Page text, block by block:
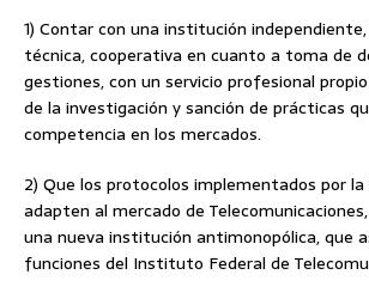
1) Contar con una institución
técnica, cooperativa en cuanto a toma de
gestiones, con un servicio profesional
de la investigación y sanción de prácticas
competencia en los mercados.
2) Que los protocolos implementados por la
adapten al mercado de
una nueva institución antimonopólica, que
funciones del Instituto Federal de